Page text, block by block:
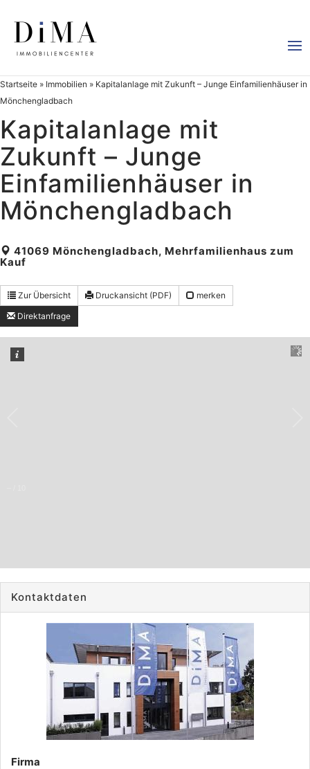
Startseite » Immobilien » Kapitalanlage mit Zukunft – Junge Einfamilienhäuser in
Mönchengladbach
Kapitalanlage mit
Zukunft – Junge
Einfamilienhäuser in
Mönchengladbach
41069 Mönchengladbach, Mehrfamilienhaus zum
Kauf
Zur Übersicht Druckansicht (PDF)
merken
Direktanfrage
Kontaktdaten
Firma